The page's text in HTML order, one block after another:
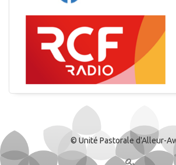
© Unité Pastorale d'Alleur-